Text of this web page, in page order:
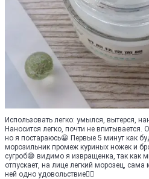
Использовать легко: умылся, вытерся,
Наносится легко, почти не
но я постараюсь😀 Первые 5 минут как
морозильник промеж куриных ножек и
сугроб😅 видимо я извращенка, так как
отпускает, на лице легкий морозец, сама
ней одно удовольствие👍🏻